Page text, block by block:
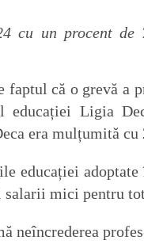
cu un procent
faptul că o grevă
educației Ligia
era mulțumită cu
educației
mici pentru
neîncrederea